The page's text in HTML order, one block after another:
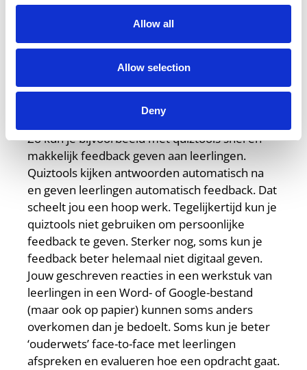
Allow all
Allow selection
Deny
gebruikt er geen hamer voor; dan gaat je schroef
Het is belangrijk dat je de juiste
Zo kun je bijvoorbeeld met quiztools snel en
makkelijk feedback geven aan leerlingen.
Quiztools kijken antwoorden automatisch na
en geven leerlingen automatisch feedback. Dat
scheelt jou een hoop werk. Tegelijkertijd kun je
quiztools niet gebruiken om persoonlijke
feedback te geven. Sterker nog, soms kun je
feedback beter helemaal niet digitaal geven.
Jouw geschreven reacties in een werkstuk van
leerlingen in een Word- of Google-bestand
(maar ook op papier) kunnen soms anders
overkomen dan je bedoelt. Soms kun je beter
‘ouderwets’ face-to-face met leerlingen
afspreken en evalueren hoe een opdracht gaat.